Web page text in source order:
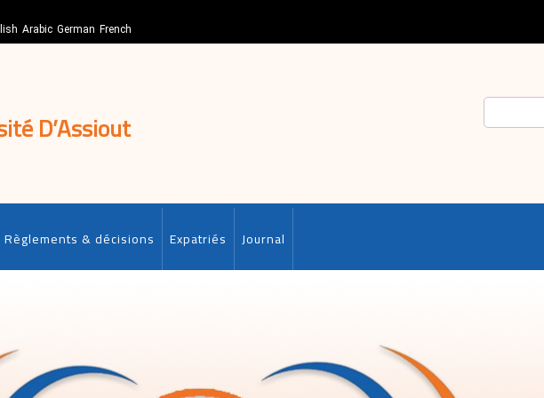
Arabic German French
D’Assiout
Règlements & décisions Expatriés Journal